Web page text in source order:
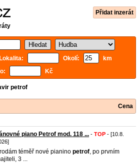
Přidat inzerát
Lokalita:
Okolí:
km
Kč
petrof
Cena
piano Petrof mod. 118 ... - TOP - [10.8.
téměř nové pianino petrof, po prvním
3 ...